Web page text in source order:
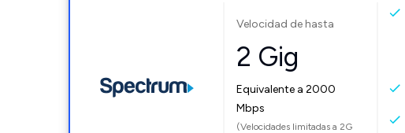
Velocidad de hasta
2 Gig
Equivalente a 2000
Mbps
(Velocidades limitadas a 2G